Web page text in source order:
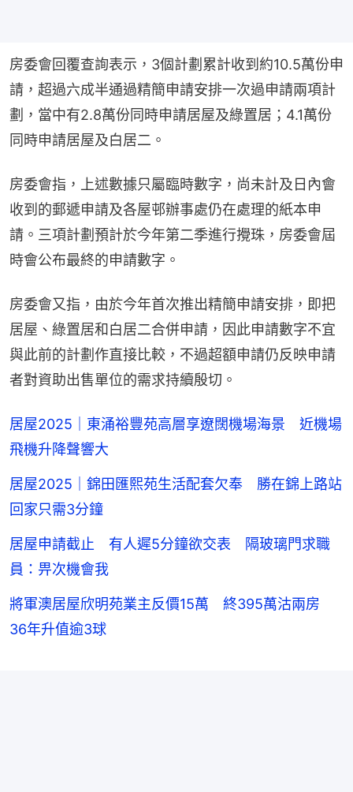
房委會回覆查詢表示，3個計劃累計收到約10.5萬份申
請，超過六成半通過精簡申請安排一次過申請兩項計
劃，當中有2.8萬份同時申請居屋及綠置居；4.1萬份
同時申請居屋及白居二。
房委會指，上述數據只屬臨時數字，尚未計及日內會
收到的郵遞申請及各屋邨辦事處仍在處理的紙本申
請。三項計劃預計於今年第二季進行攪珠，房委會屆
時會公布最終的申請數字。
房委會又指，由於今年首次推出精簡申請安排，即把
居屋、綠置居和白居二合併申請，因此申請數字不宜
與此前的計劃作直接比較，不過超額申請仍反映申請
者對資助出售單位的需求持續殷切。
居屋2025｜東涌裕豐苑高層享遼闊機場海景 近機場
飛機升降聲響大
居屋2025｜錦田匯熙苑生活配套欠奉 勝在錦上路站
回家只需3分鐘
居屋申請截止 有人遲5分鐘欲交表 隔玻璃門求職
員：畀次機會我
將軍澳居屋欣明苑業主反價15萬 終395萬沽兩房
36年升值逾3球